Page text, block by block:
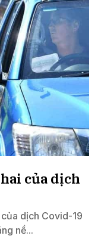
của dịch
dịch Covid-19
nề...